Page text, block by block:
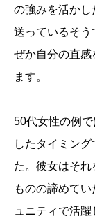
の強みを活かし
送っているそう
ぜか自分の直感
ます。
50代女性の例
したタイミン
た。彼女はそ
ものの諦めて
ュニティで活